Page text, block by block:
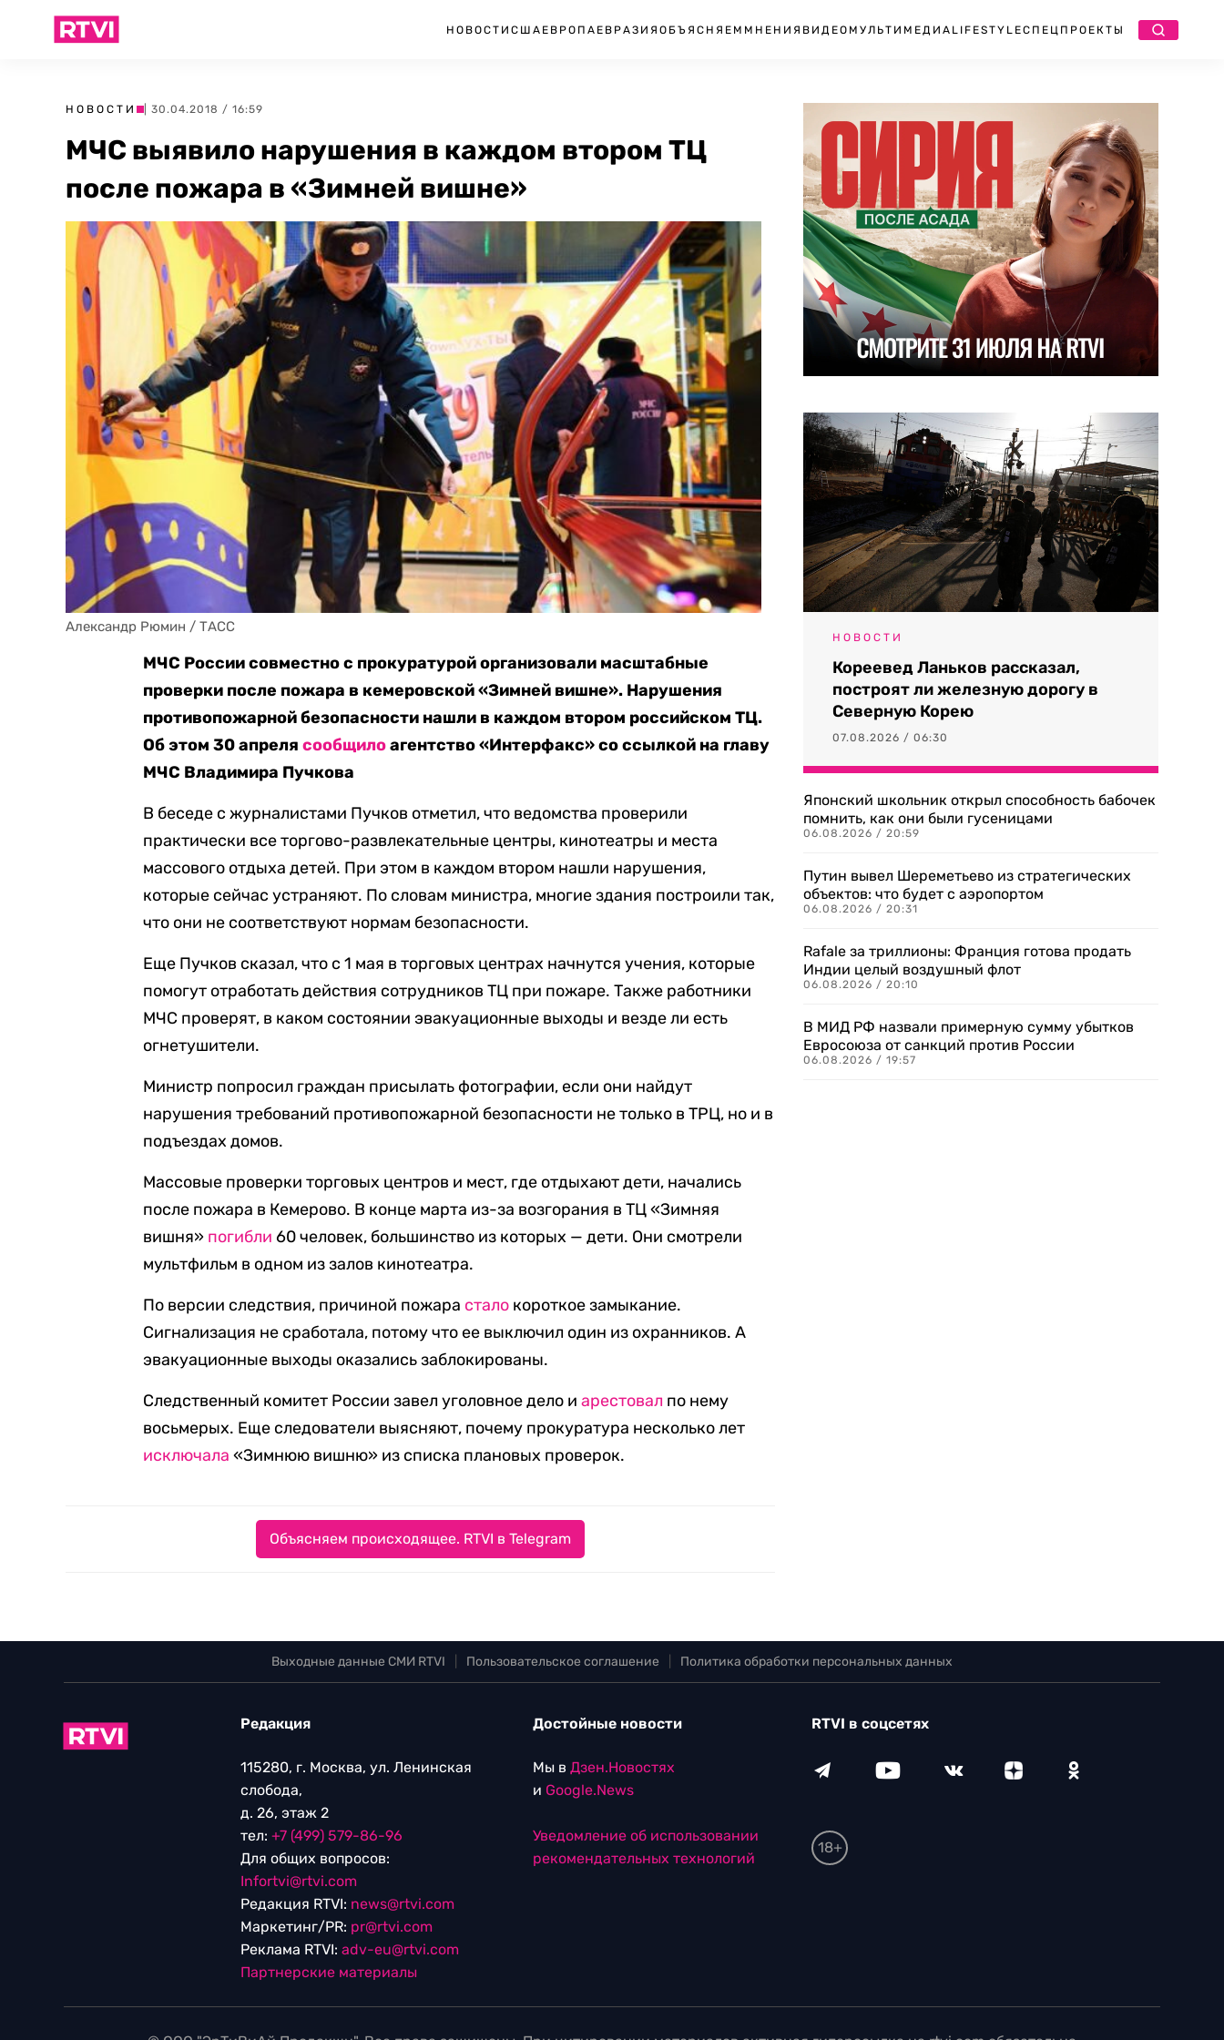
НОВОСТИ США ЕВРОПА ЕВРАЗИЯ ОБЪЯСНЯЕМ МНЕНИЯ ВИДЕО МУЛЬТИМЕДИА LIFESTYLEСПЕЦПРОЕКТЫ
НОВОСТИ | 30.04.2018 / 16:59
МЧС выявило нарушения в каждом втором ТЦ
после пожара в «Зимней вишне»
Александр Рюмин / ТАСС
МЧС России совместно с прокуратурой организовали масштабные
проверки после пожара в кемеровской «Зимней вишне». Нарушения
противопожарной безопасности нашли в каждом втором российском ТЦ.
Об этом 30 апрелясообщилоагентство «Интерфакс» со ссылкой на главу
МЧС Владимира Пучкова
В беседе с журналистами Пучков отметил, что ведомства проверили
практически все торгово-развлекательные центры, кинотеатры и места
массового отдыха детей. При этом в каждом втором нашли нарушения,
которые сейчас устраняют. По словам министра, многие здания построили так,
что они не соответствуют нормам безопасности.
Еще Пучков сказал, что с 1 мая в торговых центрах начнутся учения, которые
помогут отработать действия сотрудников ТЦ при пожаре. Также работники
МЧС проверят, в каком состоянии эвакуационные выходы и везде ли есть
огнетушители.
Министр попросил граждан присылать фотографии, если они найдут
нарушения требований противопожарной безопасности не только в ТРЦ, но и в
подъездах домов.
Массовые проверки торговых центров и мест, где отдыхают дети, начались
после пожара в Кемерово. В конце марта из-за возгорания в ТЦ «Зимняя
вишня» погибли 60 человек, большинство из которых — дети. Они смотрели
мультфильм в одном из залов кинотеатра.
По версии следствия, причиной пожара стало короткое замыкание.
Сигнализация не сработала, потому что ее выключил один из охранников. А
эвакуационные выходы оказались заблокированы.
Следственный комитет России завел уголовное дело иарестовал по нему
восьмерых. Еще следователи выясняют, почему прокуратура несколько лет
исключала «Зимнюю вишню» из списка плановых проверок.
Объясняем происходящее. RTVI в Telegram
НОВОСТИ
Кореевед Ланьков рассказал,
построят ли железную дорогу в
Северную Корею
07.08.2026 / 06:30
Японский школьник открыл способность бабочек
помнить, как они были гусеницами
06.08.2026 / 20:59
Путин вывел Шереметьево из стратегических
объектов: что будет с аэропортом
06.08.2026 / 20:31
Rafale за триллионы: Франция готова продать
Индии целый воздушный флот
06.08.2026 / 20:10
В МИД РФ назвали примерную сумму убытков
Евросоюза от санкций против России
06.08.2026 / 19:57
Выходные данные СМИ RTVI Пользовательское соглашение Политика обработки персональных данных
Редакция
115280, г. Москва, ул. Ленинская
слобода,
д. 26, этаж 2
тел: +7 (499) 579-86-96
Для общих вопросов:
Infortvi@rtvi.com
Редакция RTVI: news@rtvi.com
Маркетинг/PR: pr@rtvi.com
Реклама RTVI: adv-eu@rtvi.com
Партнерские материалы
Достойные новости
Мы в Дзен.Новостях
и Google.News
Уведомление об использовании
рекомендательных технологий
RTVI в соцсетях
18+